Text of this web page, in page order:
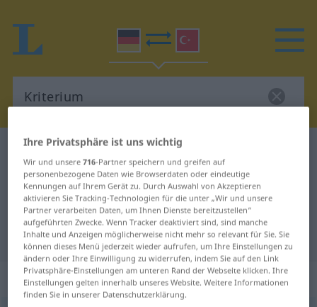
Deutsch-Türkisch Wörterbuch
Deutsch-Türkisch Übersetzung für
"Kriterium"
"Kriterium" Türkisch Übersetzung
„Kriterium“: Neutrum, sächlich
Ihre Privatsphäre ist uns wichtig
Wir und unsere716-Partner speichern und greifen auf
personenbezogene Daten wie Browserdaten oder eindeutige
Kennungen auf Ihrem Gerät zu. Durch Auswahl von Akzeptieren
aktivieren Sie Tracking-Technologien für die unter „Wir und unsere
Partner verarbeiten Daten, um Ihnen Dienste bereitzustellen“
aufgeführten Zwecke. Wenn Tracker deaktiviert sind, sind manche
Inhalte und Anzeigen möglicherweise nicht mehr so relevant für Sie. Sie
können dieses Menü jederzeit wieder aufrufen, um Ihre Einstellungen zu
ändern oder Ihre Einwilligung zu widerrufen, indem Sie auf den Link
Privatsphäre-Einstellungen am unteren Rand der Webseite klicken. Ihre
Einstellungen gelten innerhalb unseres Website. Weitere Informationen
finden Sie in unserer Datenschutzerklärung.